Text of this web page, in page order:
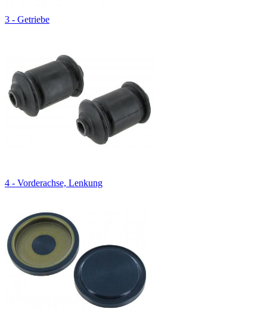
3 - Getriebe
4 - Vorderachse, Lenkung